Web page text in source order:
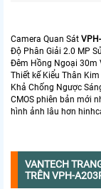
Camera Quan Sát
Độ Phân Giải 2.0 MP
Đêm Hồng Ngoại 30m
Thiết kế Kiểu Thân
Khả Chống Ngược
CMOS phiên bản mới
hình ảnh lâu hơn
VANTECH
TRÊN VPH-